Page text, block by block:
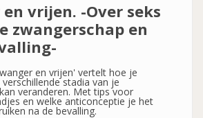
vrijen. -Over seks
zwangerschap en
en vrijen' vertelt hoe je
stadia van je
veranderen. Met tips voor
en welke anticonceptie je het
na de bevalling.